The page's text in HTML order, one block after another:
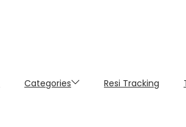
Categories Resi Tracking